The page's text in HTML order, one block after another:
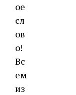
ое
сл
ов
о!
Вс
ем
из